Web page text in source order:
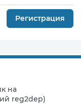
Регистрация
на
reg2dep)